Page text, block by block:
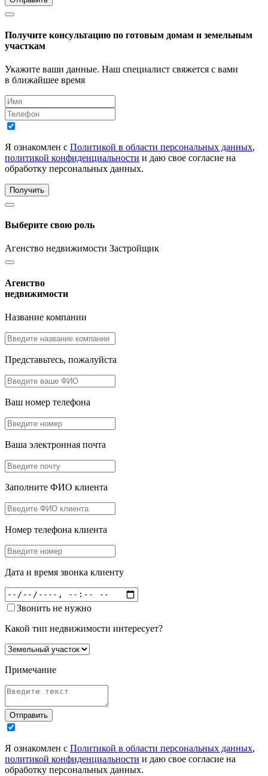
Получите консультацию по готовым домам и земельным
участкам
Укажите ваши данные. Наш специалист свяжется с вами
в ближайшее время
Я ознакомлен с Политикой в области персональных данных,
политикой конфиденциальности и даю свое согласие на
обработку персональных данных.
Получить
Выберите свою роль
Агенство недвижимости Застройщик
Агенство
недвижимости
Название компании
Представьтесь, пожалуйста
Ваш номер телефона
Ваша электронная почта
Заполните ФИО клиента
Номер телефона клиента
Дата и время звонка клиенту
Звонить не нужно
Какой тип недвижимости интересует?
Примечание
Отправить
Я ознакомлен с Политикой в области персональных данных,
политикой конфиденциальности и даю свое согласие на
обработку персональных данных.